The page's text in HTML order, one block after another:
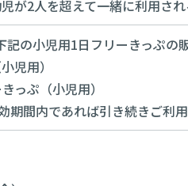
2人を超えて一緒に利用され
記の小児用1日フリーきっぷ
児用）
っぷ（小児用）
間内であれば引き続きご利用